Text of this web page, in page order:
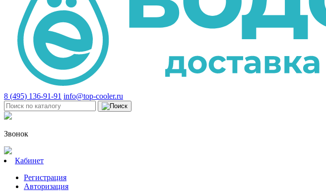
8 (495) 136-91-91 info@top-cooler.ru
Звонок
Кабинет
Регистрация
Авторизация